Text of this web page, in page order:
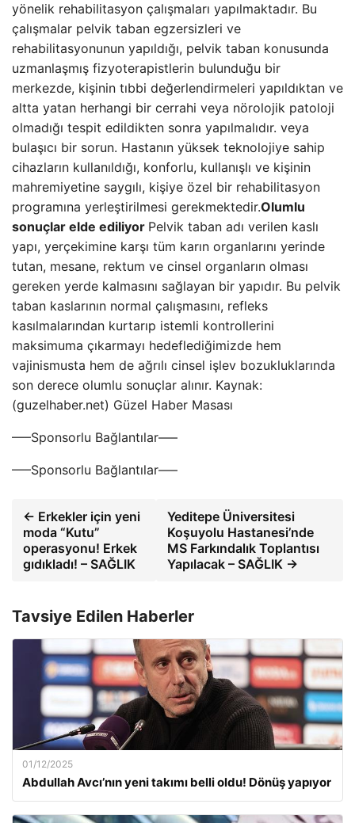
yönelik rehabilitasyon çalışmaları yapılmaktadır. Bu
çalışmalar pelvik taban egzersizleri ve
rehabilitasyonunun yapıldığı, pelvik taban konusunda
uzmanlaşmış fizyoterapistlerin bulunduğu bir
merkezde, kişinin tıbbi değerlendirmeleri yapıldıktan ve
altta yatan herhangi bir cerrahi veya nörolojik patoloji
olmadığı tespit edildikten sonra yapılmalıdır. veya
bulaşıcı bir sorun. Hastanın yüksek teknolojiye sahip
cihazların kullanıldığı, konforlu, kullanışlı ve kişinin
mahremiyetine saygılı, kişiye özel bir rehabilitasyon
programına yerleştirilmesi gerekmektedir.Olumlu
sonuçlar elde ediliyor Pelvik taban adı verilen kaslı
yapı, yerçekimine karşı tüm karın organlarını yerinde
tutan, mesane, rektum ve cinsel organların olması
gereken yerde kalmasını sağlayan bir yapıdır. Bu pelvik
taban kaslarının normal çalışmasını, refleks
kasılmalarından kurtarıp istemli kontrollerini
maksimuma çıkarmayı hedeflediğimizde hem
vajinismusta hem de ağrılı cinsel işlev bozukluklarında
son derece olumlu sonuçlar alınır. Kaynak:
(guzelhaber.net) Güzel Haber Masası
—–Sponsorlu Bağlantılar—–
—–Sponsorlu Bağlantılar—–
← Erkekler için yeni
moda “Kutu”
operasyonu! Erkek
gıdıkladı! – SAĞLIK
Yeditepe Üniversitesi
Koşuyolu Hastanesi’nde
MS Farkındalık Toplantısı
Yapılacak – SAĞLIK →
Tavsiye Edilen Haberler
01/12/2025
Abdullah Avcı’nın yeni takımı belli oldu! Dönüş yapıyor